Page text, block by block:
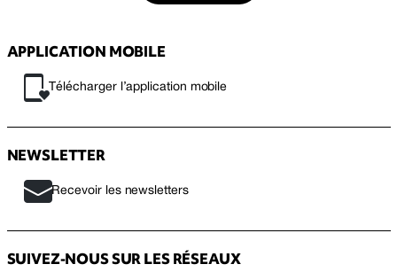
APPLICATION MOBILE
Télécharger l’application mobile
NEWSLETTER
Recevoir les newsletters
SUIVEZ-NOUS SUR LES RÉSEAUX